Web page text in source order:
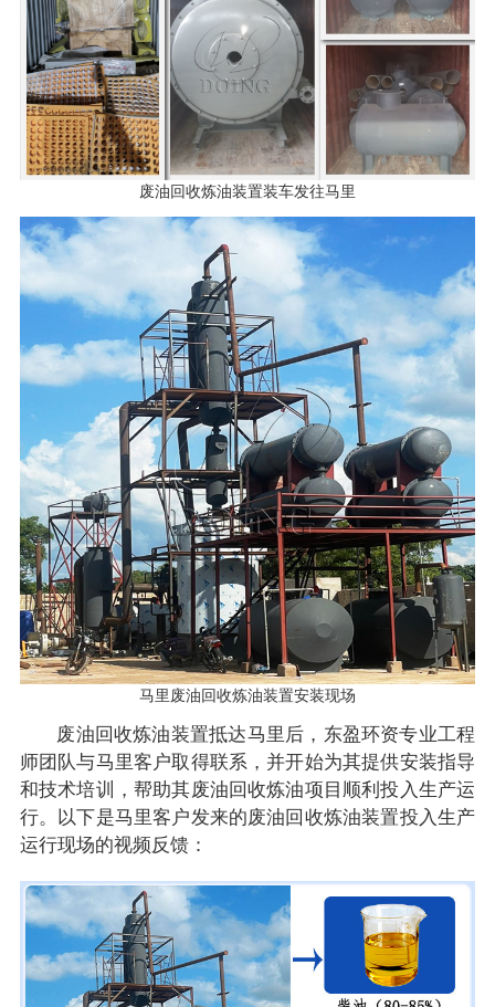
废油回收炼油装置装车发往马里
马里废油回收炼油装置安装现场
废油回收炼油装置抵达马里后，东盈环资专业工程
师团队与马里客户取得联系，并开始为其提供安装指导
和技术培训，帮助其废油回收炼油项目顺利投入生产运
行。以下是马里客户发来的废油回收炼油装置投入生产
运行现场的视频反馈：